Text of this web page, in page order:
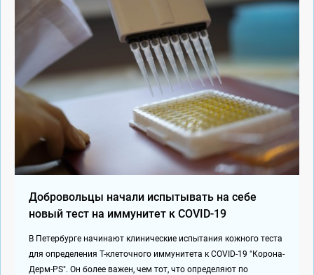
Добровольцы начали испытывать на себе
новый тест на иммунитет к COVID-19
В Петербурге начинают клинические испытания кожного теста
для определения Т-клеточного иммунитета к COVID-19 "Корона-
Дерм-PS". Он более важен, чем тот, что определяют по